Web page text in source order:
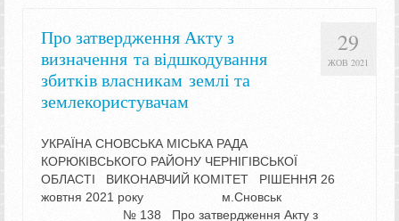
29
ЖОВ 2021
Про затвердження Акту з
визначення та відшкодування
збитків власникам землі та
землекористувачам
УКРАЇНА СНОВСЬКА МІСЬКА РАДА
КОРЮКІВСЬКОГО РАЙОНУ ЧЕРНІГІВСЬКОЇ
ОБЛАСТІ ВИКОНАВЧИЙ КОМІТЕТ РІШЕННЯ 26
жовтня 2021 року м.Сновськ
№ 138 Про затвердження Акту з